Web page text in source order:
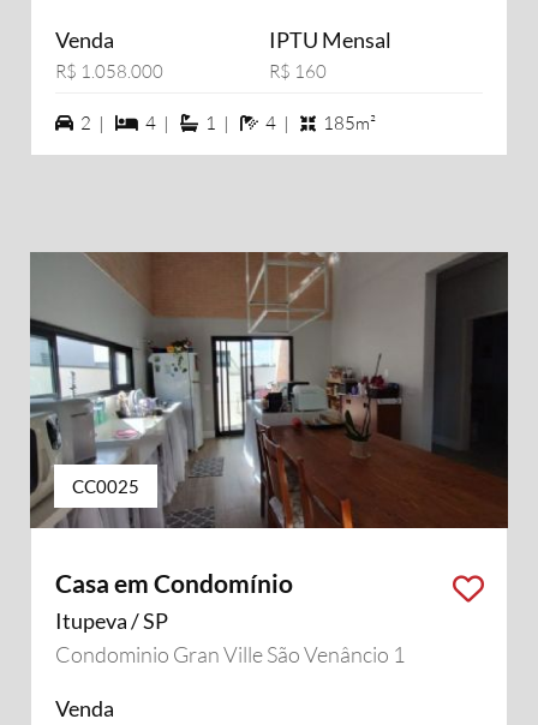
Venda
R$ 1.058.000
IPTU Mensal
R$ 160
2 vagas na garagem
2 | 4 dormiórios
4 | 1 suítes
1 | 4 banheiros
4 | 185m²
CC0025
Casa em Condomínio
Itupeva / SP
Condominio Gran Ville São Venâncio 1
Venda